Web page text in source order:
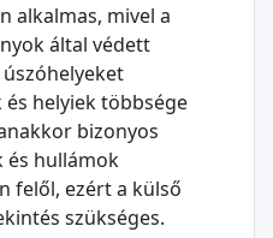
alkalmas, mivel a
által védett
helyiek többsége
bizonyos
és hullámok
felől, ezért a külső
szükséges.